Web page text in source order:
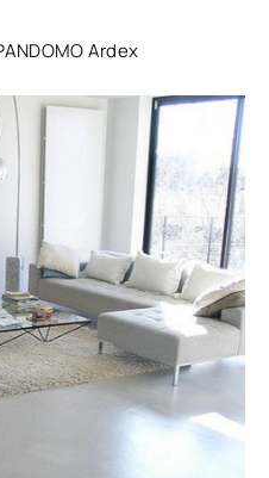
Ardex